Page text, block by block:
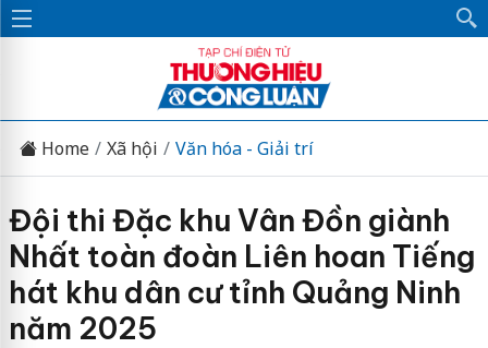
Home Xã hội Văn hóa - Giải trí
Đội thi Đặc khu Vân Đồn giành
Nhất toàn đoàn Liên hoan Tiếng
hát khu dân cư tỉnh Quảng Ninh
năm 2025